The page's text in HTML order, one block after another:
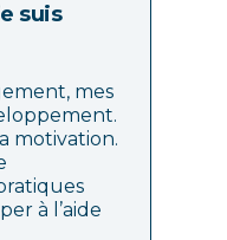
suis
mes
motivation.
à l’aide